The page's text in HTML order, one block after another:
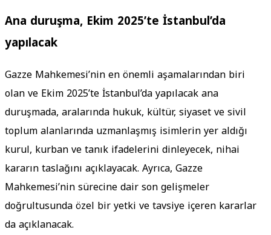
Ana duruşma, Ekim 2025’te İstanbul’da
yapılacak
Gazze Mahkemesi’nin en önemli aşamalarından biri
olan ve Ekim 2025’te İstanbul’da yapılacak ana
duruşmada, aralarında hukuk, kültür, siyaset ve sivil
toplum alanlarında uzmanlaşmış isimlerin yer aldığı
kurul, kurban ve tanık ifadelerini dinleyecek, nihai
kararın taslağını açıklayacak. Ayrıca, Gazze
Mahkemesi’nin sürecine dair son gelişmeler
doğrultusunda özel bir yetki ve tavsiye içeren kararlar
da açıklanacak.